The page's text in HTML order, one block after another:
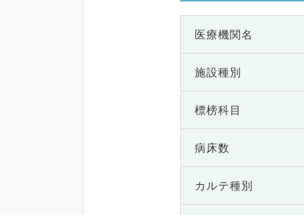
医療機関名
施設種別
標榜科目
病床数
カルテ種別